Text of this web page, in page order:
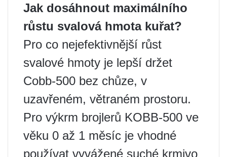
Jak dosáhnout maximálního
růstu svalová hmota kuřat?
Pro co nejefektivnější růst
svalové hmoty je lepší držet
Cobb-500 bez chůze, v
uzavřeném, větraném prostoru.
Pro výkrm brojlerů KOBB-500 ve
věku 0 až 1 měsíc je vhodné
používat vyvážené suché krmivo